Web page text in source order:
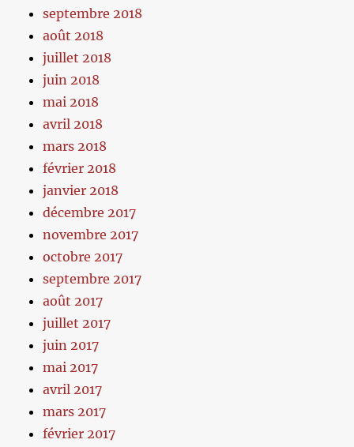
septembre 2018
août 2018
juillet 2018
juin 2018
mai 2018
avril 2018
mars 2018
février 2018
janvier 2018
décembre 2017
novembre 2017
octobre 2017
septembre 2017
août 2017
juillet 2017
juin 2017
mai 2017
avril 2017
mars 2017
février 2017